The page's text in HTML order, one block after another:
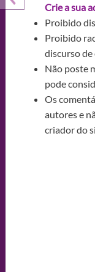
Crie a sua
Proibido
Proibido
discurso de
Não poste
pode
Os
autores e
criador do